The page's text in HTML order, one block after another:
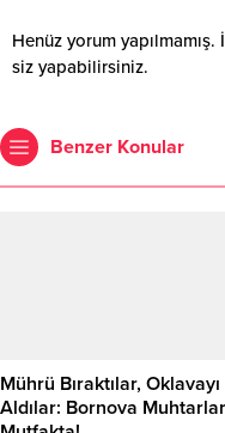
Henüz yorum yapılmamış.
siz yapabilirsiniz.
Benzer Konular
Mührü Bıraktılar,
Aldılar: Bornova